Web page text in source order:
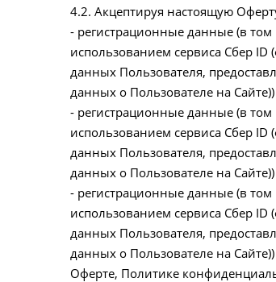
4.2. Акцептируя настоящую
- регистрационные данные (в
использованием сервиса Сбер
данных Пользователя,
данных о Пользователе на
- регистрационные данные (в
использованием сервиса Сбер
данных Пользователя,
данных о Пользователе на
- регистрационные данные (в
использованием сервиса Сбер
данных Пользователя,
данных о Пользователе на
Оферте, Политике